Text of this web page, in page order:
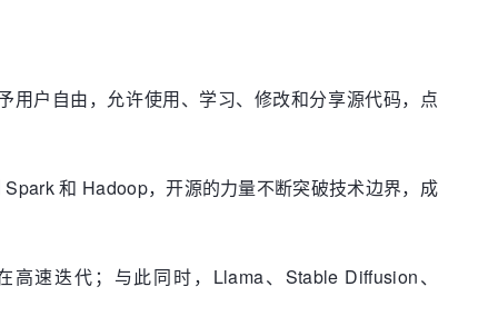
户自由，允许使用、学习、修改和分享源代码，点
和 Hadoop，开源的力量不断突破技术边界，成
速迭代；与此同时，Llama、Stable Diffusion、